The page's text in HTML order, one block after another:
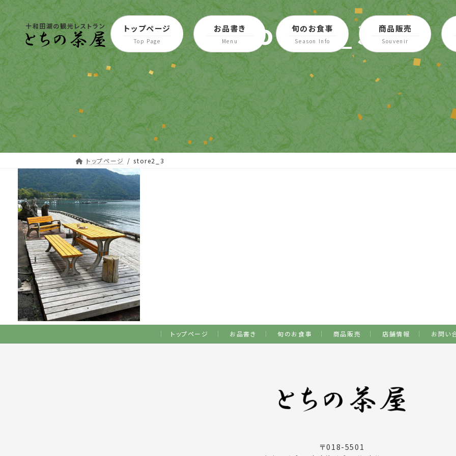
コ
ン
テ
ン
ツ
へ
ス
キ
ッ
プ
ナ
ビ
ゲ
ー
シ
ョ
ン
に
移
動
十和田湖の観光レストラン トップページ お品書き 旬のお食事 商品販売
store2_3
トップページ store2_3
トップページ お品書き 旬のお食事 商品販売 店舗情報 お問い
〒018-5501